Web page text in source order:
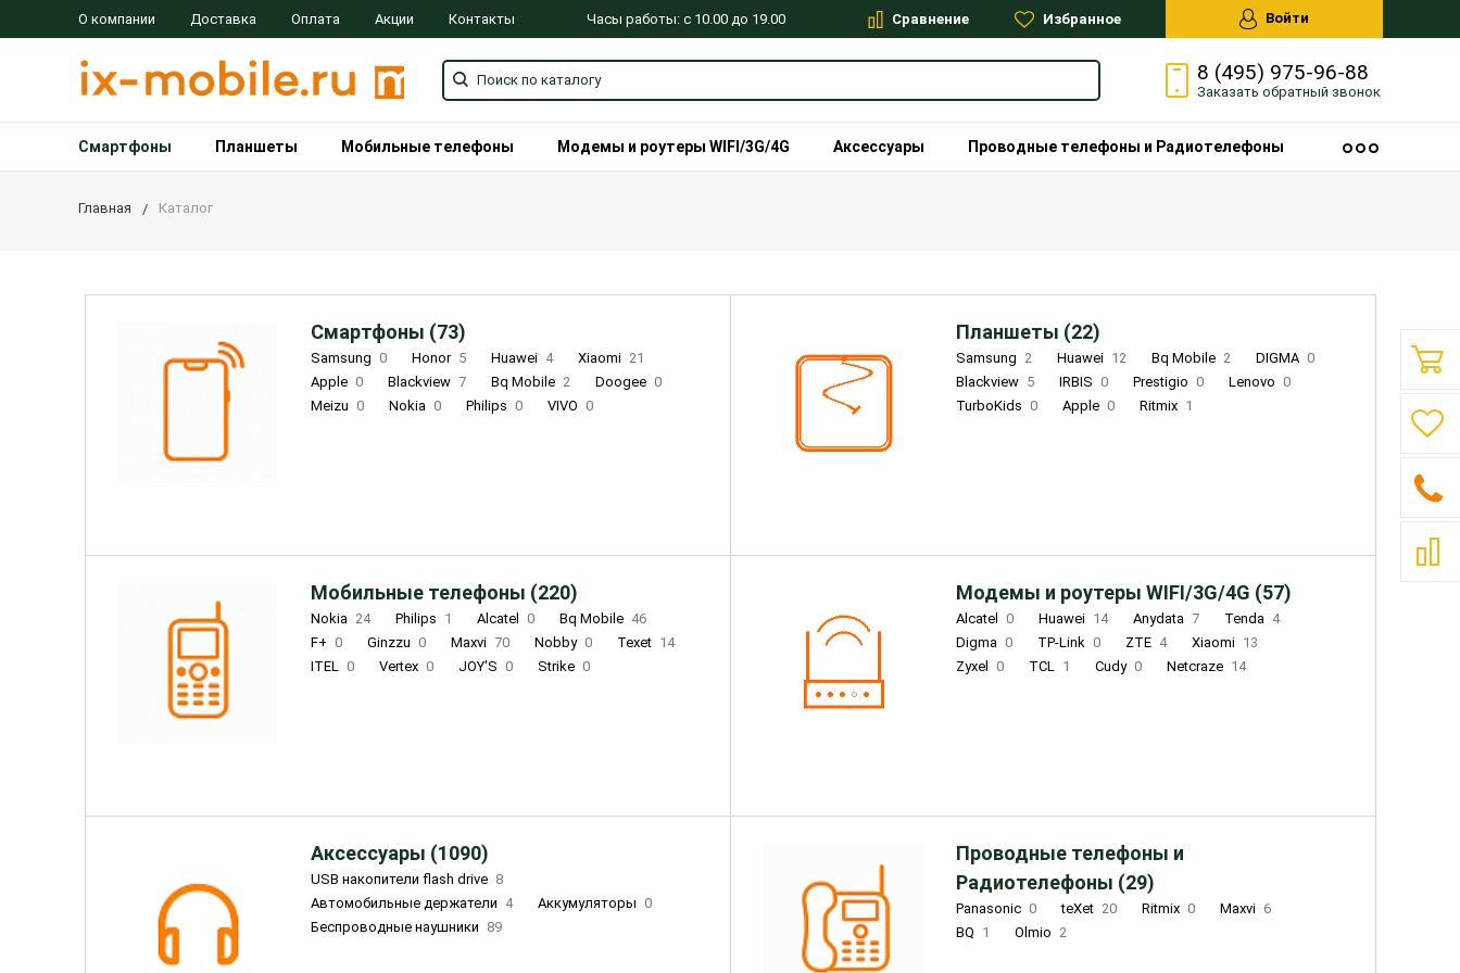
О компании Доставка Оплата Акции Контакты Часы работы: с 10.00 до 19.00 Сравнение Избранное Войти
8 (495) 975-96-88
Заказать обратный звонок
Смартфоны Планшеты Мобильные телефоны Модемы и роутеры WIFI/3G/4G Аксессуары Проводные телефоны и Радиотелефоны
Главная Каталог
Смартфоны (73)
Samsung 0 Honor 5 Huawei 4 Xiaomi 21
Apple 0 Blackview 7 Bq Mobile 2 Doogee 0
Meizu 0 Nokia 0 Philips 0 VIVO 0
Планшеты (22)
Samsung 2 Huawei 12 Bq Mobile 2 DIGMA 0
Blackview 5 IRBIS 0 Prestigio 0 Lenovo 0
TurboKids 0 Apple 0 Ritmix 1
Мобильные телефоны (220)
Nokia 24 Philips 1 Alcatel 0 Bq Mobile 46
F+ 0 Ginzzu 0 Maxvi 70 Nobby 0 Texet 14
ITEL 0 Vertex 0 JOY'S 0 Strike 0
Модемы и роутеры WIFI/3G/4G (57)
Alcatel 0 Huawei 14 Anydata 7 Tenda 4
Digma 0 TP-Link 0 ZTE 4 Xiaomi 13
Zyxel
0 TCL 1 Cudy 0 Netcraze 14
Аксессуары (1090)
USB накопители flash drive 8
Автомобильные держатели 4 Аккумуляторы 0
Беспроводные наушники 89
Проводные телефоны и
Радиотелефоны (29)
Panasonic 0 teXet 20 Ritmix 0 Maxvi 6
BQ 1 Olmio 2